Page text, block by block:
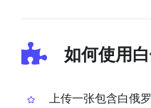
如何使用
上传一张包含白俄